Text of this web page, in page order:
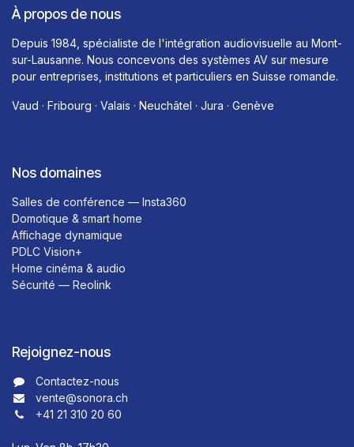
À propos de nous
Depuis 1984, spécialiste de l'intégration audiovisuelle au Mont-
sur-Lausanne. Nous concevons des systèmes AV sur mesure
pour entreprises, institutions et particuliers en Suisse romande.
Vaud · Fribourg · Valais · Neuchâtel · Jura · Genève
Nos domaines
Salles de conférence — Insta360
Domotique & smart home
Affichage dynamique
PDLC Vision+
Home cinéma & audio
Sécurité — Reolink
Rejoignez-nous
Contactez-nous​​
vente@sonora.ch
+41 21 310 20 60